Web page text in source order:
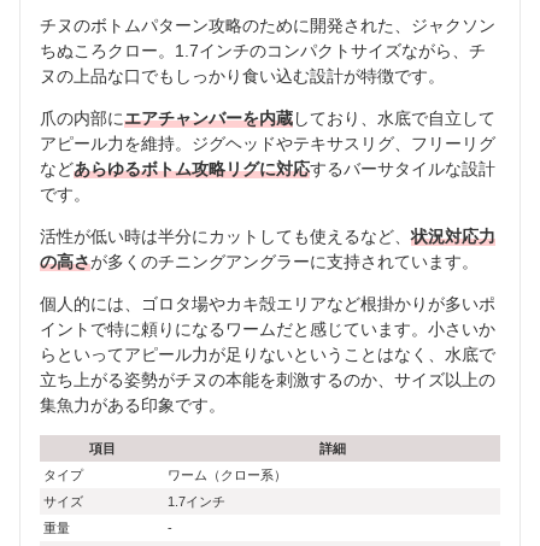
チヌのボトムパターン攻略のために開発された、ジャクソン
ちぬころクロー。1.7インチのコンパクトサイズながら、チ
ヌの上品な口でもしっかり食い込む設計が特徴です。
爪の内部にエアチャンバーを内蔵しており、水底で自立して
アピール力を維持。ジグヘッドやテキサスリグ、フリーリグ
などあらゆるボトム攻略リグに対応するバーサタイルな設計
です。
活性が低い時は半分にカットしても使えるなど、状況対応力
の高さが多くのチニングアングラーに支持されています。
個人的には、ゴロタ場やカキ殻エリアなど根掛かりが多いポ
イントで特に頼りになるワームだと感じています。小さいか
らといってアピール力が足りないということはなく、水底で
立ち上がる姿勢がチヌの本能を刺激するのか、サイズ以上の
集魚力がある印象です。
項目
詳細
タイプ
ワーム（クロー系）
サイズ
1.7インチ
重量
-